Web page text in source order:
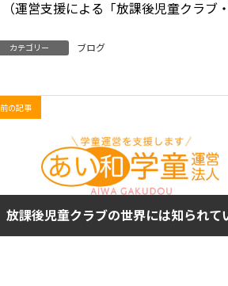
（運営支援による「放課後児童クラブ
カテゴリー ブログ
前の記事